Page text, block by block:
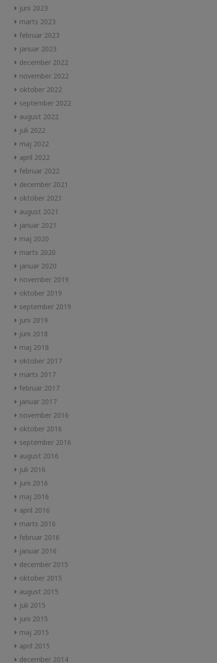
juni 2023
marts 2023
februar 2023
januar 2023
december 2022
november 2022
oktober 2022
september 2022
august 2022
juli 2022
maj 2022
april 2022
februar 2022
december 2021
oktober 2021
august 2021
januar 2021
maj 2020
marts 2020
januar 2020
november 2019
oktober 2019
september 2019
juni 2019
juni 2018
maj 2018
oktober 2017
marts 2017
februar 2017
januar 2017
november 2016
oktober 2016
september 2016
august 2016
juli 2016
juni 2016
maj 2016
april 2016
marts 2016
februar 2016
januar 2016
december 2015
oktober 2015
august 2015
juli 2015
juni 2015
maj 2015
april 2015
december 2014